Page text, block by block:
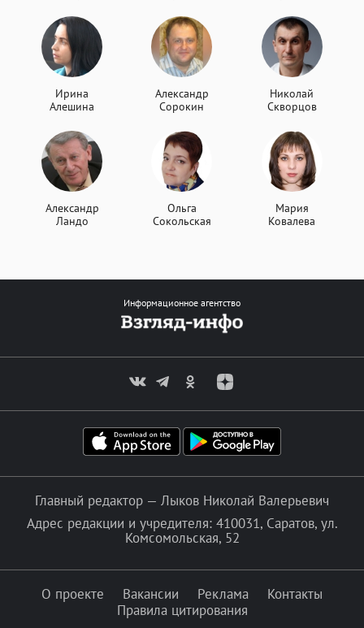
Ирина
Алешина
Александр
Сорокин
Николай
Скворцов
Александр
Ландо
Ольга
Сокольская
Мария
Ковалева
Информационное агентство
Главный редактор — Лыков Николай Валерьевич
Адрес редакции и учредителя: 410031, Саратов, ул.
Комсомольская, 52
О проекте Вакансии Реклама
Контакты
Правила цитирования